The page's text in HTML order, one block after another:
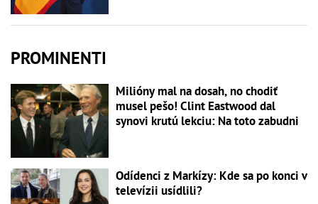
PROMINENTI
Milióny mal na dosah, no chodiť
musel pešo! Clint Eastwood dal
synovi krutú lekciu: Na toto zabudni
Odídenci z Markízy: Kde sa po konci v
televízii usídlili?